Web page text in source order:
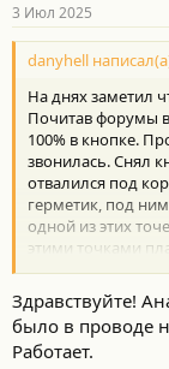
3 Июл 2025
danyhell
На днях заметил
Почитав форумы
100% в кнопке.
звонилась. Снял
отвалился под
герметик, под
одной из этих
этими точками
Припаял к этой
герметикой. Все
И да, на алике
https://
Здравствуйте!
было в проводе
Работает.